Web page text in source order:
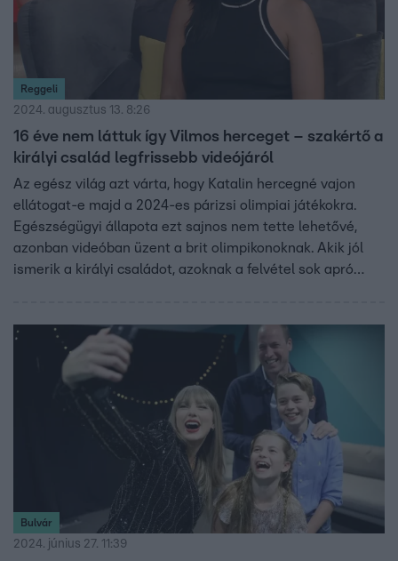
Reggeli
2024. augusztus 13. 8:26
16 éve nem láttuk így Vilmos herceget – szakértő a
királyi család legfrissebb videójáról
Az egész világ azt várta, hogy Katalin hercegné vajon
ellátogat-e majd a 2024-es párizsi olimpiai játékokra.
Egészségügyi állapota ezt sajnos nem tette lehetővé,
azonban videóban üzent a brit olimpikonoknak. Akik jól
ismerik a királyi családot, azoknak a felvétel sok apró
Shenouda Nóra, a brit királyi család szakértője
magyarázta el a Reggeliben.
Bulvár
2024. június 27. 11:39